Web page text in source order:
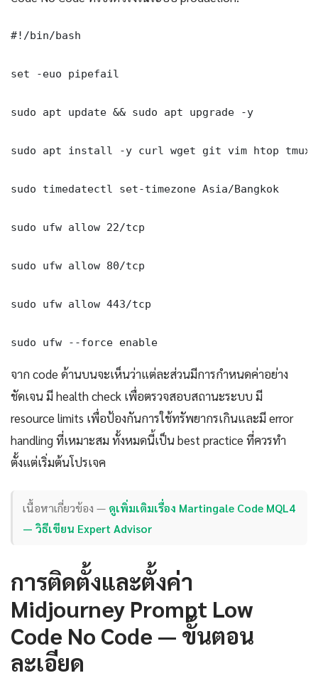
#!/bin/bash
set -euo pipefail
sudo apt update && sudo apt upgrade -y
sudo apt install -y curl wget git vim htop tmux
sudo timedatectl set-timezone Asia/Bangkok
sudo ufw allow 22/tcp
sudo ufw allow 80/tcp
sudo ufw allow 443/tcp
sudo ufw --force enable
จาก code ด้านบนจะเห็นว่าแต่ละส่วนมีการกำหนดค่าอย่าง
ชัดเจน มี health check เพื่อตรวจสอบสถานะระบบ มี
resource limits เพื่อป้องกันการใช้ทรัพยากรเกินและมี error
handling ที่เหมาะสม ทั้งหมดนี้เป็น best practice ที่ควรทำ
ตั้งแต่เริ่มต้นโปรเจค
เนื้อหาเกี่ยวข้อง — ดูเพิ่มเติมเรื่อง Martingale Code MQL4
— วิธีเขียน Expert Advisor
การติดตั้งและตั้งค่า
Midjourney Prompt Low
Code No Code — ขั้นตอน
ละเอียด